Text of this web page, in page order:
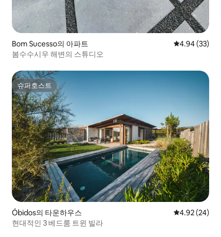
Bom Sucesso의 아파트 평점 4.94점(5
4.94 (33)
봄수수시우 해변의 스튜디오
슈퍼호스트
슈퍼호스트
Óbidos의 타운하우스 평점 4.92점(5
4.92 (24)
현대적인 3 베드룸 트윈 빌라